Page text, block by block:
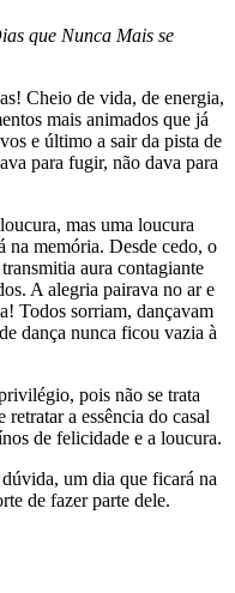
que Nunca Mais se
Cheio de vida, de energia,
mais animados que já
e último a sair da pista de
para fugir, não dava para
mas uma loucura
na memória. Desde cedo, o
aura contagiante
A alegria pairava no ar e
Todos sorriam, dançavam
dança nunca ficou vazia à
pois não se trata
retratar a essência do casal
de felicidade e a loucura.
um dia que ficará na
de fazer parte dele.